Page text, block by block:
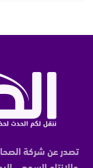
تصدر عن شركة